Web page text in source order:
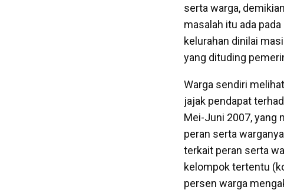
serta warga,
masalah itu ada
kelurahan dinilai
yang dituding
Warga sendiri
jajak pendapat
Mei-Juni 2007, yang
peran serta
terkait peran serta
kelompok tertentu
persen warga